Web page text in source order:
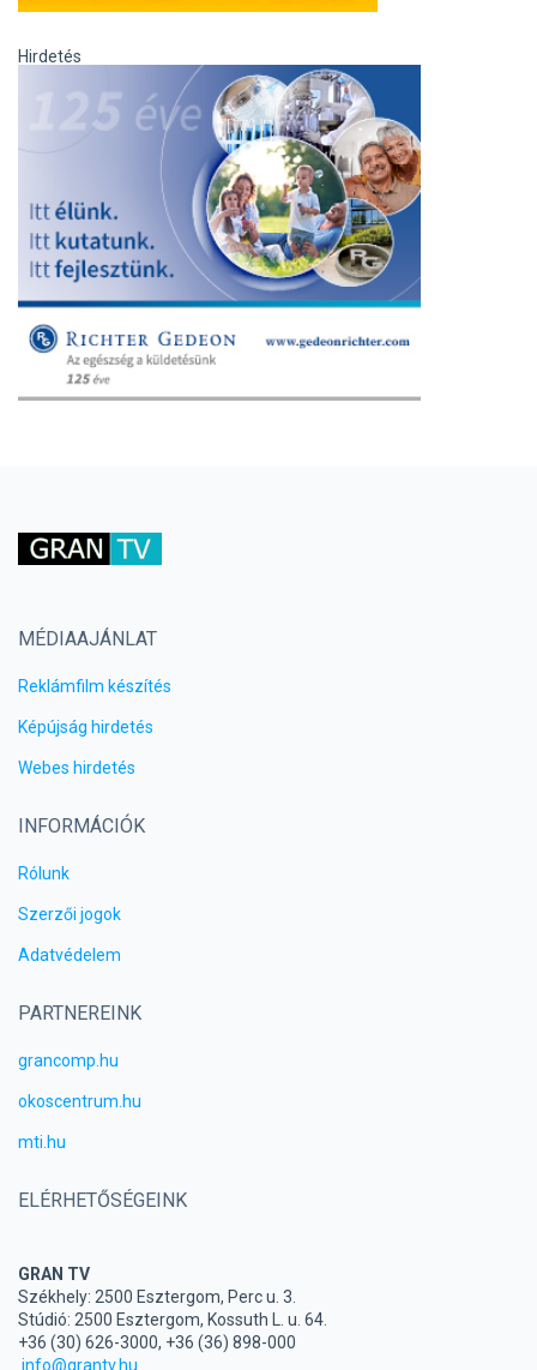
Hirdetés
MÉDIAAJÁNLAT
Reklámfilm készítés
Képújság hirdetés
Webes hirdetés
INFORMÁCIÓK
Rólunk
Szerzői jogok
Adatvédelem
PARTNEREINK
grancomp.hu
okoscentrum.hu
mti.hu
ELÉRHETŐSÉGEINK
GRAN TV
Székhely: 2500 Esztergom, Perc u. 3.
Stúdió: 2500 Esztergom, Kossuth L. u. 64.
+36 (30) 626-3000, +36 (36) 898-000
info@grantv.hu